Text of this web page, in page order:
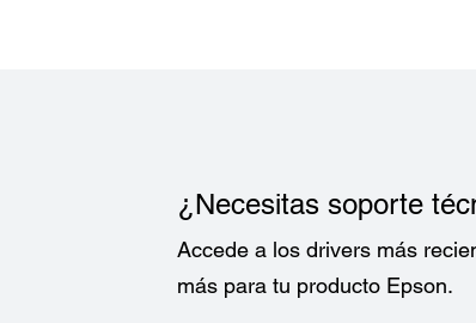
¿Necesitas soporte
Accede a los drivers más
más para tu producto Epson.